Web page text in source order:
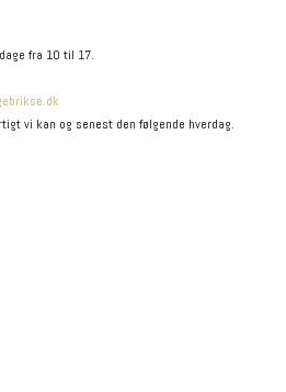
fra 10 til 17.
vi kan og senest den følgende hverdag.